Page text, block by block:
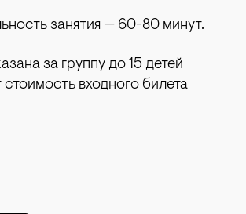
занятия — 60-80 минут.
за группу до 15 детей
стоимость входного билета